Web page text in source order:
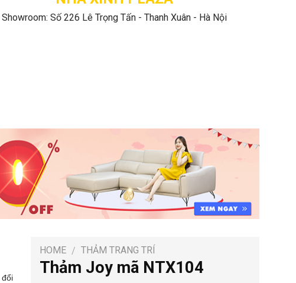
Showroom: Số 226 Lê Trọng Tấn - Thanh Xuân - Hà Nội
HOME / THẢM TRANG TRÍ
Thảm Joy mã NTX104